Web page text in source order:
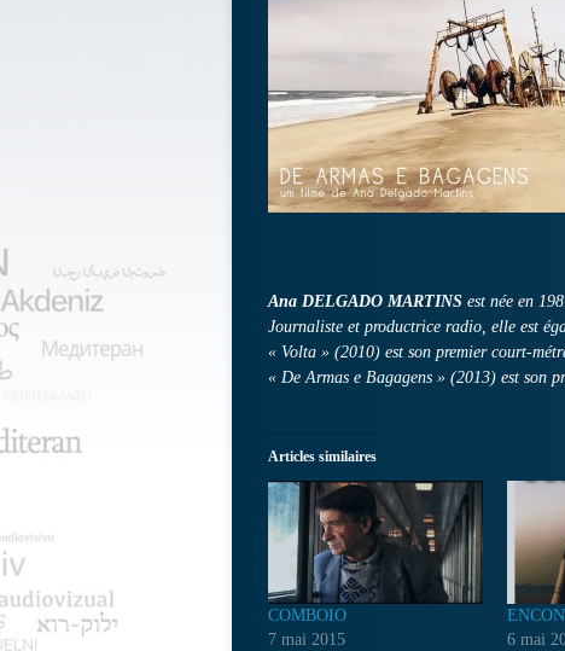
Ana DELGADO MARTINS est née en
Journaliste et productrice radio, elle est
« Volta » (2010) est son premier court-
« De Armas e Bagagens » (2013) est son
Articles similaires
COMBOIO
7 mai 2015
6 mai